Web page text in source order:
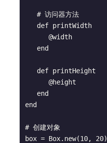
end
# 创建对象
box = Box.new(10, 20)